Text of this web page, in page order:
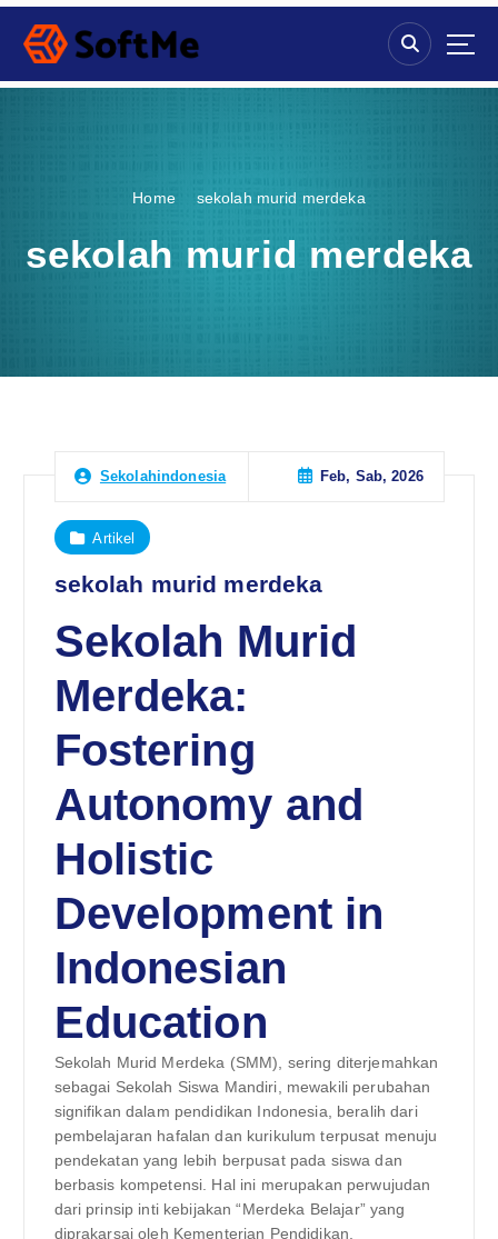
S
p
Home sekolah murid merdeka
sekolah murid merdeka
Sekolahindonesia Feb, Sab, 2026
Artikel
sekolah murid merdeka
Sekolah Murid
Merdeka:
Fostering
Autonomy and
Holistic
Development in
Indonesian
Education
Sekolah Murid Merdeka (SMM), sering diterjemahkan
sebagai Sekolah Siswa Mandiri, mewakili perubahan
signifikan dalam pendidikan Indonesia, beralih dari
pembelajaran hafalan dan kurikulum terpusat menuju
pendekatan yang lebih berpusat pada siswa dan
berbasis kompetensi. Hal ini merupakan perwujudan
dari prinsip inti kebijakan “Merdeka Belajar” yang
diprakarsai oleh Kementerian Pendidikan,